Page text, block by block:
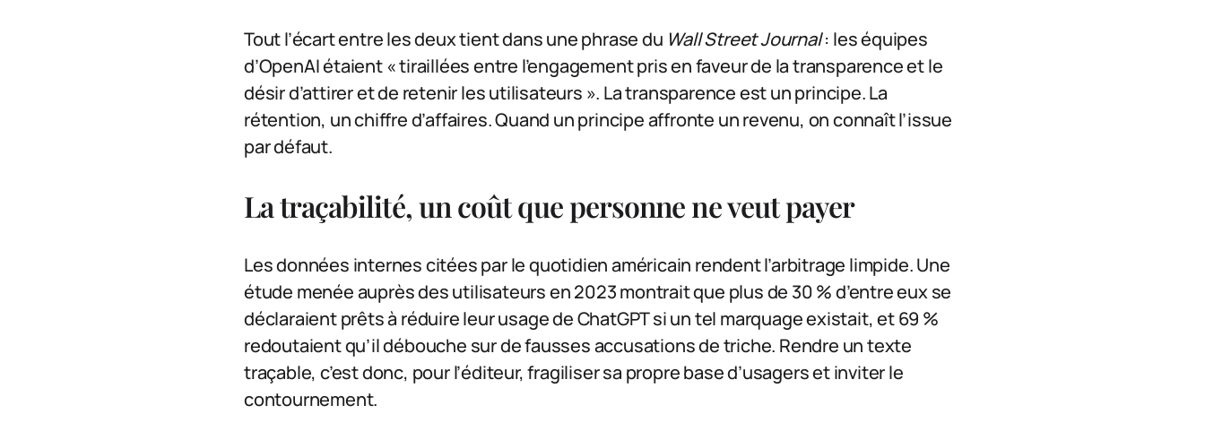
Tout l’écart entre les deux tient dans une phrase du Wall Street Journal: les équipes
d’OpenAI étaient « tiraillées entre l’engagement pris en faveur de la transparence et le
désir d’attirer et de retenir les utilisateurs ». La transparence est un principe. La
rétention, un chiffre d’affaires. Quand un principe affronte un revenu, on connaît l’issue
par défaut.
La traçabilité, un coût que personne ne veut payer
Les données internes citées par le quotidien américain rendent l’arbitrage limpide. Une
étude menée auprès des utilisateurs en 2023 montrait que plus de 30 % d’entre eux se
déclaraient prêts à réduire leur usage de ChatGPT si un tel marquage existait, et 69 %
redoutaient qu’il débouche sur de fausses accusations de triche. Rendre un texte
traçable, c’est donc, pour l’éditeur, fragiliser sa propre base d’usagers et inviter le
contournement.